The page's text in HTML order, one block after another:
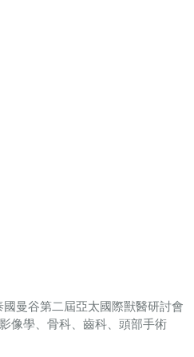
曼谷第二屆亞太國際獸醫研討會
像學、骨科、齒科、頭部手術